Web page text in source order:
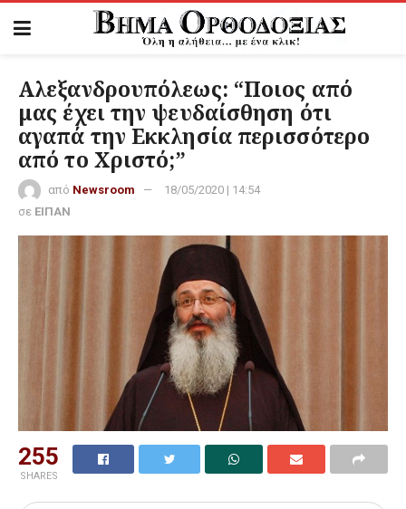
Αλεξανδρουπόλεως: “Ποιος από
μας έχει την ψευδαίσθηση ότι
αγαπά την Εκκλησία περισσότερο
από το Χριστό;”
από Newsroom
18/05/2020 | 14:54
σε ΕΙΠΑΝ
255
SHARES